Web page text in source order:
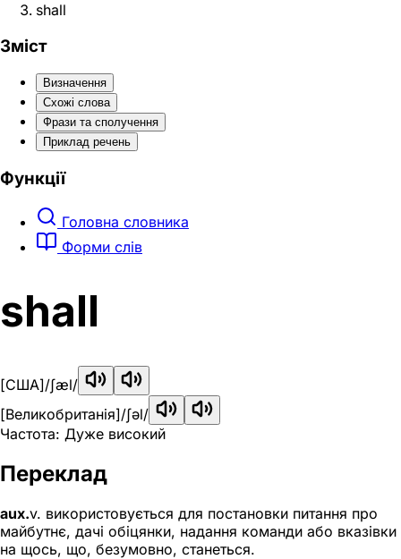
shall
Зміст
Визначення
Схожі слова
Фрази та сполучення
Приклад речень
Функції
Головна словника
Форми слів
shall
[США]/ʃæl/
[Великобританія]/ʃəl/
Частота: Дуже високий
Переклад
aux.v. використовується для постановки питання про
майбутнє, дачі обіцянки, надання команди або вказівки
на щось, що, безумовно, станеться.